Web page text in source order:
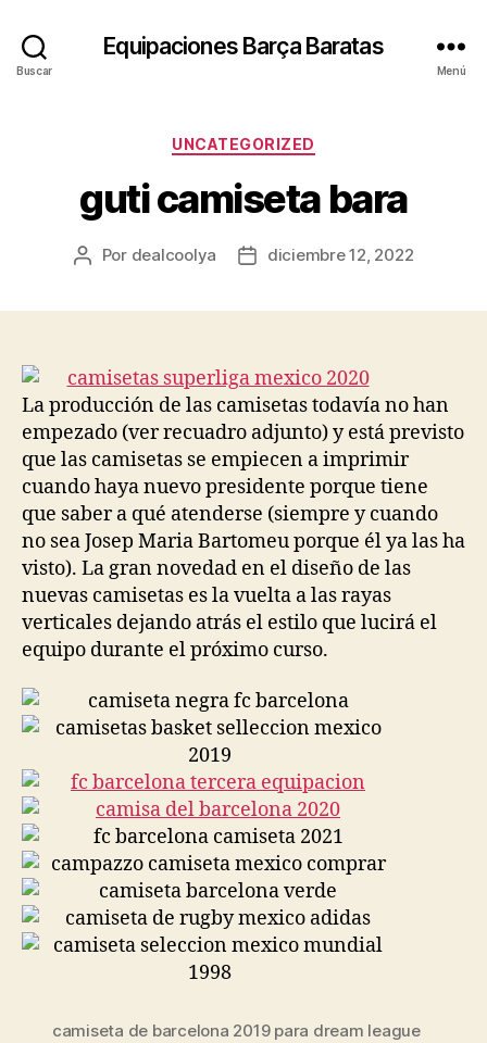
Buscar
Equipaciones Barça Baratas
Menú
Categorías
UNCATEGORIZED
guti camiseta bara
Autor
Por dealcoolya
Fechadiciembre 12, 2022
La producción de las camisetas todavía no han
empezado (ver recuadro adjunto) y está previsto
que las camisetas se empiecen a imprimir
cuando haya nuevo presidente porque tiene
que saber a qué atenderse (siempre y cuando
no sea Josep Maria Bartomeu porque él ya las ha
visto). La gran novedad en el diseño de las
nuevas camisetas es la vuelta a las rayas
verticales dejando atrás el estilo que lucirá el
equipo durante el próximo curso.
camiseta de barcelona 2019 para dream league